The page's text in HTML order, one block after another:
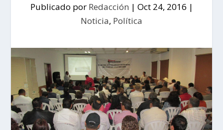
Publicado por Redacción | Oct 24, 2016 |
Noticia, Política